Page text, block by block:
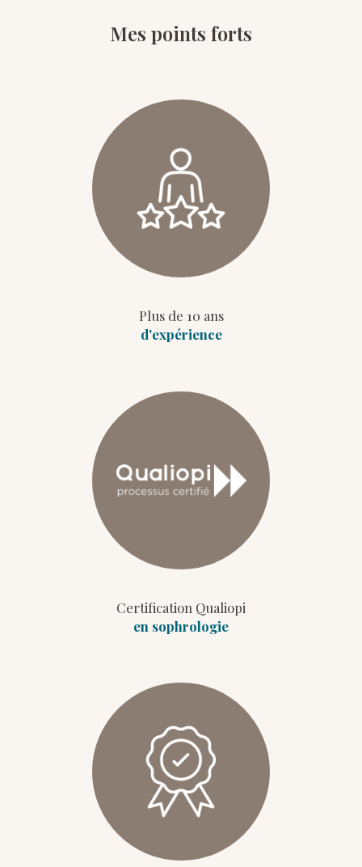
Mes points forts
Plus de 10 ans
d'expérience
Certification Qualiopi
en sophrologie